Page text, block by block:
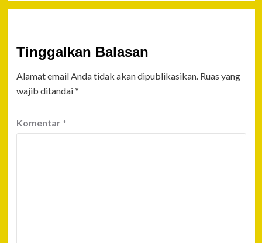
Tinggalkan Balasan
Alamat email Anda tidak akan dipublikasikan. Ruas yang
wajib ditandai*
Komentar *